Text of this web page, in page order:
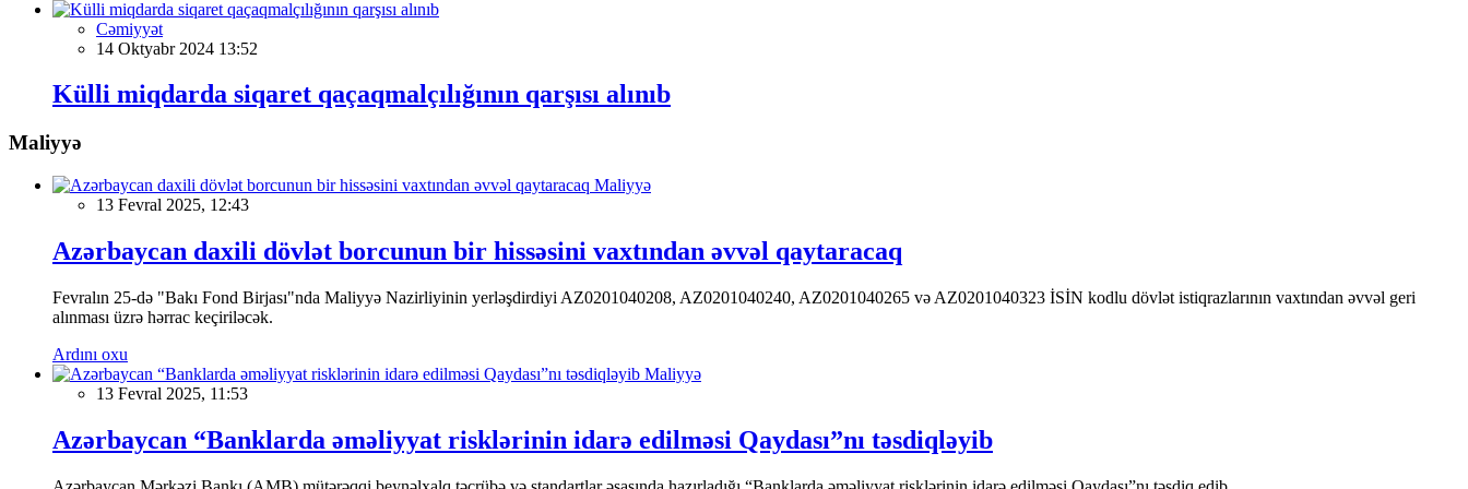
Cəmiyyət
14 Oktyabr 2024 13:52
Külli miqdarda siqaret qaçaqmalçılığının qarşısı alınıb
Maliyyə
Maliyyə
13 Fevral 2025, 12:43
Azərbaycan daxili dövlət borcunun bir hissəsini vaxtından əvvəl qaytaracaq
Fevralın 25-də "Bakı Fond Birjası"nda Maliyyə Nazirliyinin yerləşdirdiyi AZ0201040208, AZ0201040240, AZ0201040265 və AZ0201040323 İSİN kodlu dövlət istiqrazlarının vaxtından əvvəl geri
alınması üzrə hərrac keçiriləcək.
Ardını oxu
Maliyyə
13 Fevral 2025, 11:53
Azərbaycan “Banklarda əməliyyat risklərinin idarə edilməsi Qaydası”nı təsdiqləyib